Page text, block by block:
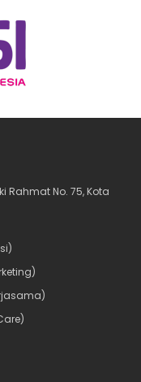
Rahmat No. 75, Kota